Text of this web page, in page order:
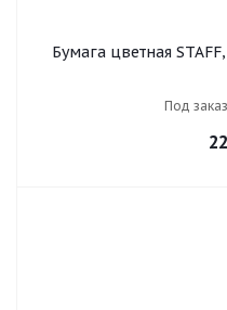
Бумага цветная
Под заказ